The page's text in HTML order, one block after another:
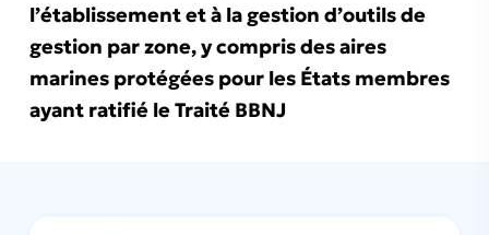
l’établissement et à la gestion d’outils de
gestion par zone, y compris des aires
marines protégées pour les États membres
ayant ratifié le Traité BBNJ